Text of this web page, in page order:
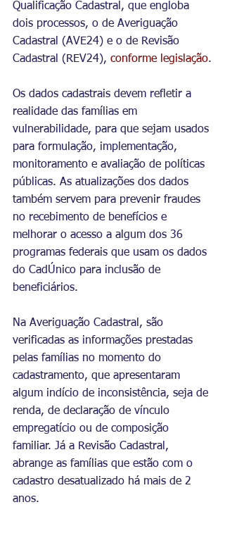
Qualificação Cadastral, que engloba
dois processos, o de Averiguação
Cadastral (AVE24) e o de Revisão
Cadastral (REV24), conforme legislação.
Os dados cadastrais devem refletir a
realidade das famílias em
vulnerabilidade, para que sejam usados
para formulação, implementação,
monitoramento e avaliação de políticas
públicas. As atualizações dos dados
também servem para prevenir fraudes
no recebimento de benefícios e
melhorar o acesso a algum dos 36
programas federais que usam os dados
do CadÚnico para inclusão de
beneficiários.
Na Averiguação Cadastral, são
verificadas as informações prestadas
pelas famílias no momento do
cadastramento, que apresentaram
algum indício de inconsistência, seja de
renda, de declaração de vínculo
empregatício ou de composição
familiar. Já a Revisão Cadastral,
abrange as famílias que estão com o
cadastro desatualizado há mais de 2
anos.